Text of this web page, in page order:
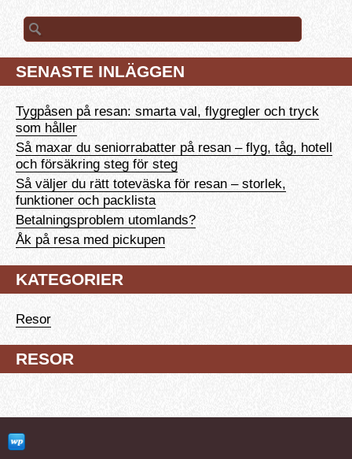
Sök
efter:
SENASTE INLÄGGEN
Tygpåsen på resan: smarta val, flygregler och tryck
som håller
Så maxar du seniorrabatter på resan – flyg, tåg, hotell
och försäkring steg för steg
Så väljer du rätt toteväska för resan – storlek,
funktioner och packlista
Betalningsproblem utomlands?
Åk på resa med pickupen
KATEGORIER
Resor
RESOR